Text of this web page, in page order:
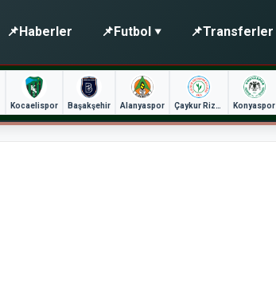
📌Haberler 📌Futbol 📌Transferler
Kocaelispor Başakşehir Alanyaspor Çaykur Rizespor Konyaspor